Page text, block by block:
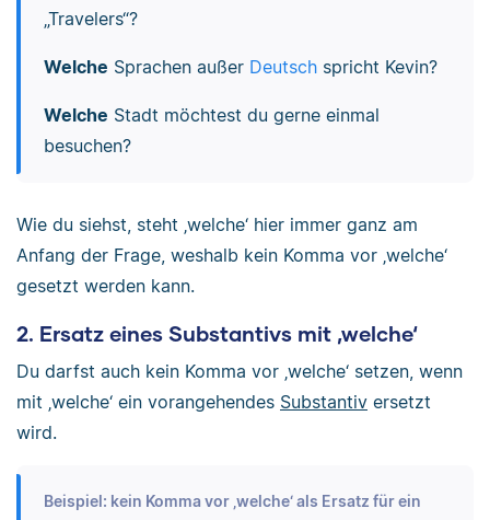
„Travelers“?
Welche Sprachen außer Deutschspricht Kevin?
Welche Stadt möchtest du gerne einmal
besuchen?
Wie du siehst, steht ‚welche‘ hier immer ganz am
Anfang der Frage, weshalb kein Komma vor ‚welche‘
gesetzt werden kann.
2. Ersatz eines Substantivs mit ‚welche‘
Du darfst auch kein Komma vor ‚welche‘ setzen, wenn
mit ‚welche‘ ein vorangehendes Substantiv ersetzt
wird.
Beispiel: kein Komma vor ‚welche‘ als Ersatz für ein